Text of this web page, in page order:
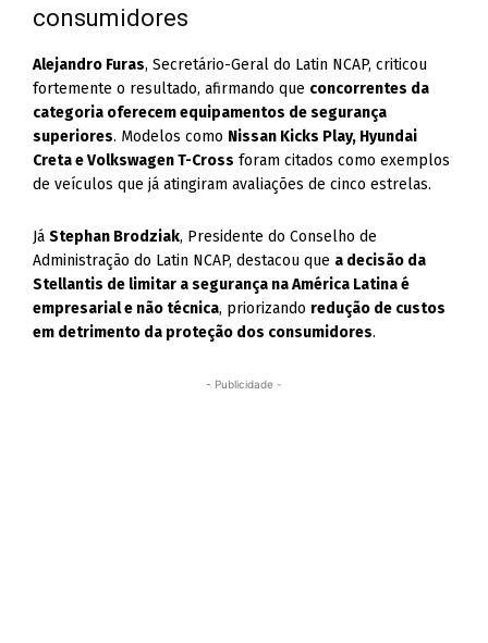
consumidores
Alejandro Furas, Secretário-Geral do Latin NCAP, criticou
fortemente o resultado, afirmando que concorrentes da
categoria oferecem equipamentos de segurança
superiores. Modelos como Nissan Kicks Play, Hyundai
Creta e Volkswagen T-Cross foram citados como exemplos
de veículos que já atingiram avaliações de cinco estrelas.
JáStephan Brodziak, Presidente do Conselho de
Administração do Latin NCAP, destacou que a decisão da
Stellantis de limitar a segurança na América Latina é
empresarial e não técnica, priorizando redução de custos
em detrimento da proteção dos consumidores.
- Publicidade -